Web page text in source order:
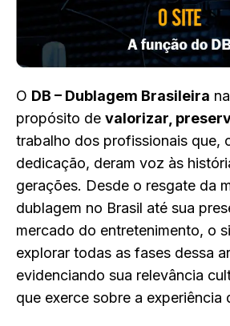
O DB – Dublagem Brasileira
propósito de valorizar,
trabalho dos profissionais que,
dedicação, deram voz às
gerações. Desde o resgate da
dublagem no Brasil até sua
mercado do entretenimento, o
explorar todas as fases dessa
evidenciando sua relevância
que exerce sobre a experiência